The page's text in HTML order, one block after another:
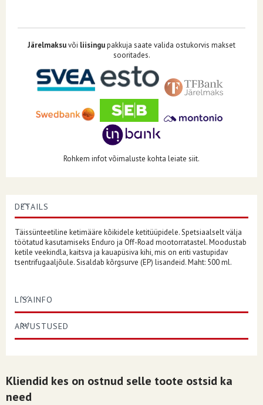
Järelmaksuvõi liisingupakkuja saate valida ostukorvis makset
sooritades.
Rohkem infot võimaluste kohta leiate siit.
DETAILS
Täissünteetiline ketimääre kõikidele ketitüüpidele. Spetsiaalselt välja
töötatud kasutamiseks Enduro ja Off-Road mootorratastel. Moodustab
ketile veekindla, kaitsva ja kauapüsiva kihi, mis on eriti vastupidav
tsentrifugaaljõule. Sisaldab kõrgsurve (EP) lisandeid. Maht: 500 ml.
LISAINFO
ARVUSTUSED
Kliendid kes on ostnud selle toote ostsid ka
need